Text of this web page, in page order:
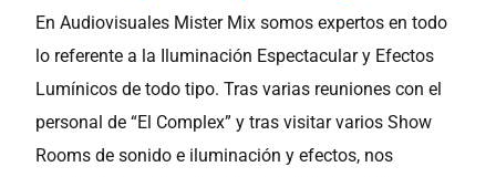
En Audiovisuales Mister Mix somos expertos en todo
lo referente a la Iluminación Espectacular y Efectos
Lumínicos de todo tipo. Tras varias reuniones con el
personal de “El Complex” y tras visitar varios Show
Rooms de sonido e iluminación y efectos, nos